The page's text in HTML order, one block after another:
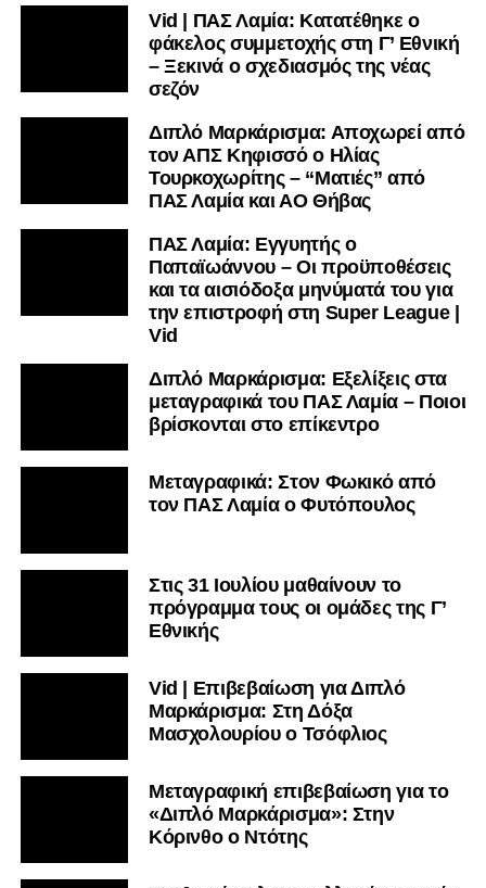
Vid | ΠΑΣ Λαμία: Κατατέθηκε ο
φάκελος συμμετοχής στη Γ’ Εθνική
– Ξεκινά ο σχεδιασμός της νέας
σεζόν
Διπλό Μαρκάρισμα: Αποχωρεί από
τον ΑΠΣ Κηφισσό ο Ηλίας
Τουρκοχωρίτης – “Ματιές” από
ΠΑΣ Λαμία και ΑΟ Θήβας
ΠΑΣ Λαμία: Εγγυητής ο
Παπαϊωάννου – Οι προϋποθέσεις
και τα αισιόδοξα μηνύματά του για
την επιστροφή στη Super League |
Vid
Διπλό Μαρκάρισμα: Εξελίξεις στα
μεταγραφικά του ΠΑΣ Λαμία – Ποιοι
βρίσκονται στο επίκεντρο
Μεταγραφικά: Στον Φωκικό από
τον ΠΑΣ Λαμία ο Φυτόπουλος
Στις 31 Ιουλίου μαθαίνουν το
πρόγραμμα τους οι ομάδες της Γ’
Εθνικής
Vid | Επιβεβαίωση για Διπλό
Μαρκάρισμα: Στη Δόξα
Μασχολουρίου ο Τσόφλιος
Μεταγραφική επιβεβαίωση για το
«Διπλό Μαρκάρισμα»: Στην
Κόρινθο ο Ντότης